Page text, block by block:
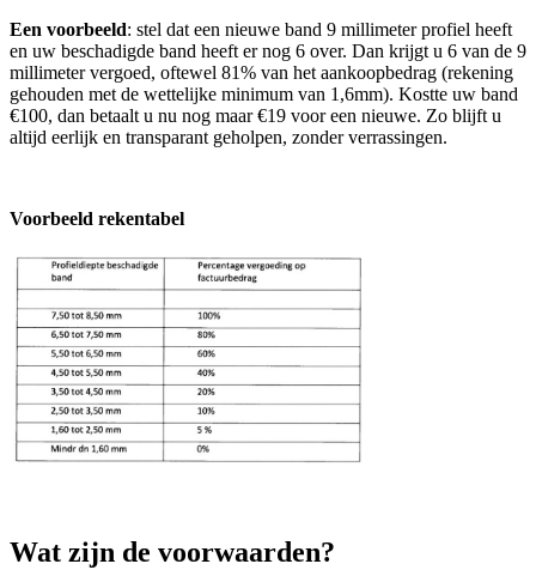
Een voorbeeld: stel dat een nieuwe band 9 millimeter profiel heeft
en uw beschadigde band heeft er nog 6 over. Dan krijgt u 6 van de 9
millimeter vergoed, oftewel 81% van het aankoopbedrag (rekening
gehouden met de wettelijke minimum van 1,6mm). Kostte uw band
€100, dan betaalt u nu nog maar €19 voor een nieuwe. Zo blijft u
altijd eerlijk en transparant geholpen, zonder verrassingen.
Voorbeeld rekentabel
Wat zijn de voorwaarden?